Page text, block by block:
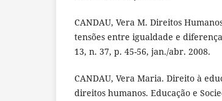
CANDAU, Vera M. Direitos
tensões entre igualdade e
13, n. 37, p. 45-56, jan./abr. 2008.
CANDAU, Vera Maria. Direito à
direitos humanos. Educação e